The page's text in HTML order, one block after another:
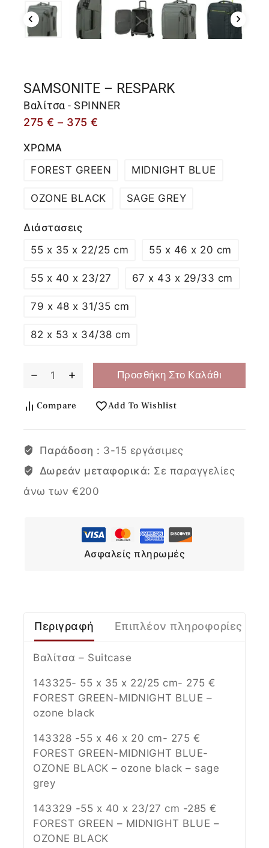
SAMSONITE – RESPARK
Βαλίτσα - SPINNER
275 € – 375 €
ΧΡΩΜΑ
FOREST GREEN
MIDNIGHT BLUE
OZONE BLACK SAGE GREY
Διάστασεις
55 x 35 x 22/25 cm
55 x 46 x 20 cm
55 x 40 x 23/27 67 x 43 x 29/33 cm
79 x 48 x 31/35 cm
82 x 53 x 34/38 cm
Προσθήκη Στο Καλάθι
Compare Add To Wishlist
Παράδοση : 3-15 εργάσιμες
Δωρεάν μεταφορικά: Σε παραγγελίες
άνω των €200
Ασφαλείς πληρωμές
Περιγραφή Επιπλέον πληροφορίες
Βαλίτσα – Suitcase
143325- 55 x 35 x 22/25 cm- 275 €
FOREST GREEN-MIDNIGHT BLUE –
ozone black
143328 -55 x 46 x 20 cm- 275 €
FOREST GREEN-MIDNIGHT BLUE-
OZONE BLACK – ozone black – sage
grey
143329 -55 x 40 x 23/27 cm -285 €
FOREST GREEN – MIDNIGHT BLUE –
OZONE BLACK